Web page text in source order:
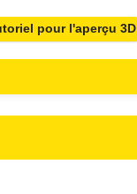
pour l'aperçu 3D